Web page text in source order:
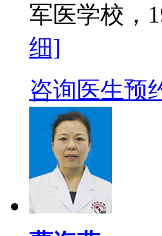
军医学校，
细]
咨询医生预